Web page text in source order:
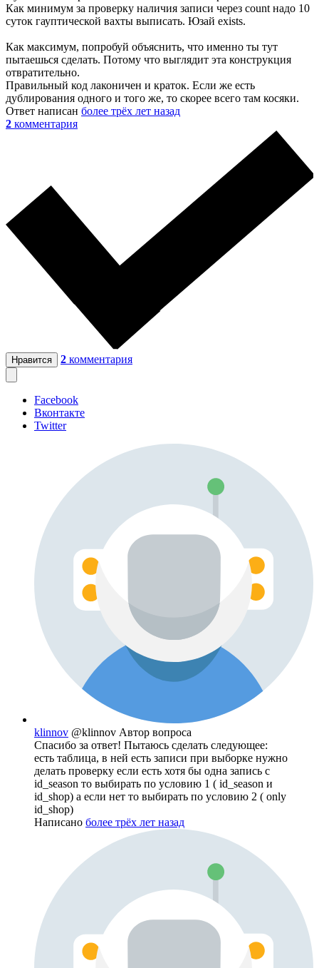
Как минимум за проверку наличия записи через count надо 10
суток гауптической вахты выписать. Юзай exists.
Как максимум, попробуй объяснить, что именно ты тут
пытаешься сделать. Потому что выглядит эта конструкция
отвратительно.
Правильный код лаконичен и краток. Если же есть
дублирования одного и того же, то скорее всего там косяки.
Ответ написан более трёх лет назад
2 комментария
Нравится 2 комментария
Facebook
Вконтакте
Twitter
klinnov @klinnov Автор вопроса
Спасибо за ответ! Пытаюсь сделать следующее:
есть таблица, в ней есть записи при выборке нужно
делать проверку если есть хотя бы одна запись с
id_season то выбирать по условию 1 ( id_season и
id_shop) а если нет то выбирать по условию 2 ( only
id_shop)
Написано более трёх лет назад